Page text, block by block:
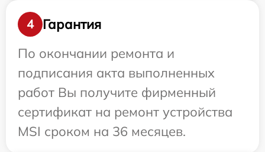
4
Гарантия
По окончании ремонта и
подписания акта выполненных
работ Вы получите фирменный
сертификат на ремонт устройства
MSI сроком на 36 месяцев.